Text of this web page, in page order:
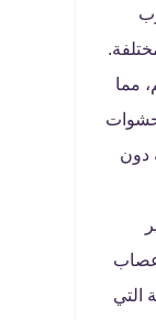
مما
دون
التي